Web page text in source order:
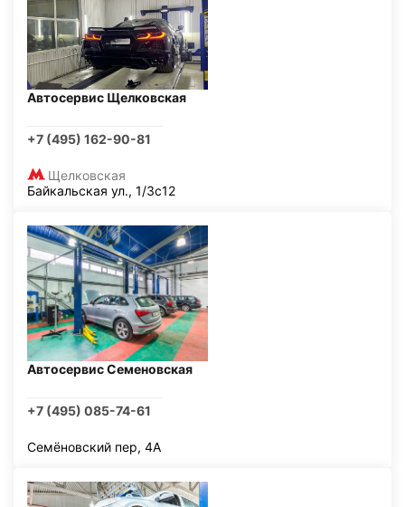
Автосервис Щелковская
+7 (495) 162-90-81
Щелковская
Байкальская ул., 1/3с12
Автосервис Семеновская
+7 (495) 085-74-61
Семёновский пер, 4А